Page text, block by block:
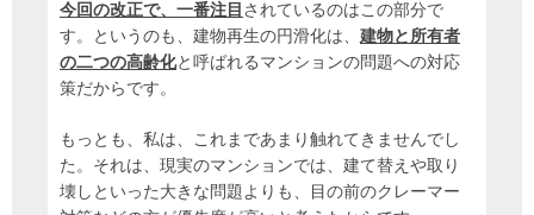
今回の改正で、一番注目 されているのはこの部分で
す。というのも、建物再生の円滑化は、 建物と所有者
の二つの高齢化と呼ばれるマンションの問題への対応
策だからです。
もっとも、私は、これまであまり触れてきませんでし
た。それは、現実のマンションでは、建て替えや取り
壊しといった大きな問題よりも、目の前のクレーマー